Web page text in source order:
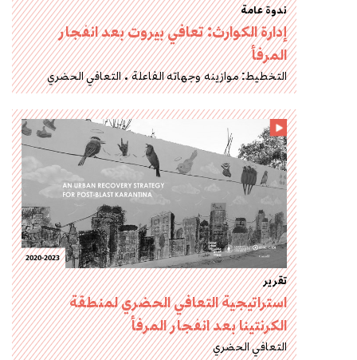
ندوة عامة
إدارة الكوارث: تعافي بيروت بعد انفجار
المرفأ
التخطيط: موازينه وجهاته الفاعلة التعافي الحضري
2020-2023
تقرير
استراتيجية التعافي الحضري لمنطقة
الكرنتينا بعد انفجار المرفأ
التعافي الحضري